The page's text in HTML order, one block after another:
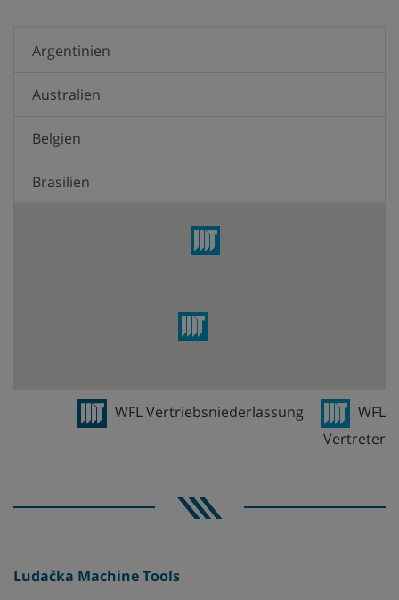
Argentinien
Australien
Belgien
Brasilien
Equador
Indien
WFL Vertriebsniederlassung
WFL
Vertreter
Ludačka Machine Tools